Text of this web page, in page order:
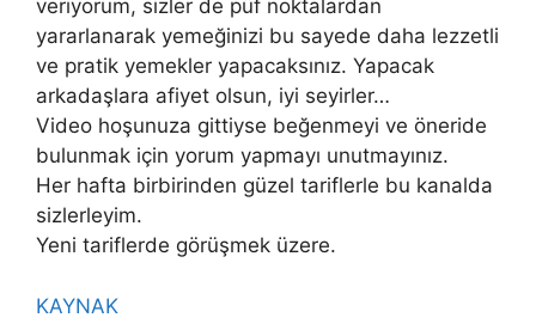
veriyorum, sizler de püf noktalardan
yararlanarak yemeğinizi bu sayede daha lezzetli
ve pratik yemekler yapacaksınız. Yapacak
arkadaşlara afiyet olsun, iyi seyirler…
Video hoşunuza gittiyse beğenmeyi ve öneride
bulunmak için yorum yapmayı unutmayınız.
Her hafta birbirinden güzel tariflerle bu kanalda
sizlerleyim.
Yeni tariflerde görüşmek üzere.
KAYNAK